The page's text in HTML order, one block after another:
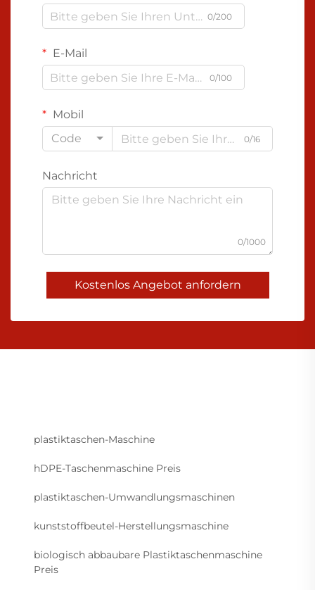
0/200
E-Mail
0/100
Mobil
Code
0/16
Nachricht
0/1000
Kostenlos Angebot anfordern
plastiktaschen-Maschine
hDPE-Taschenmaschine Preis
plastiktaschen-Umwandlungsmaschinen
kunststoffbeutel-Herstellungsmaschine
biologisch abbaubare Plastiktaschenmaschine
Preis